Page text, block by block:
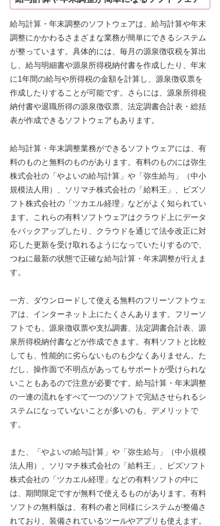
給与計算・年末調整のソフトウェアは、給与計算や年末
調整にかかわるさまざまな業務が簡単にできるシステム
が整っています。具体的には、毎月の源泉徴収税を算出
し、給与明細書や源泉所得税納付書を作成したり、年末
に1年間の給与や所得税の金額を計算し、源泉徴収票を
作成したりすることが可能です。さらには、源泉所得税
納付書や退職所得の源泉徴収票、法定調書合計表・総括
表が作成できるソフトウェアもあります。
給与計算・年末調整業務ができるソフトウェアには、有
料のものと無料のものがあります。有料のものには弥生
株式会社の「やよいの給与計算」や「弥生給与」（中小
規模法人用）、ソリマチ株式会社の「給料王」、ビズソ
フト株式会社の「ツカエル経理」などがよく知られてい
ます。これらの有料ソフトウェアはクラウド上にデータ
をバックアップしたり、クラウドを通じて法令改正に対
応した更新を受け取れるようになっていたりするので、
つねに最新の状態で正確な給与計算・年末調整が行えま
す。
一方、ダウンロードして使える無料のフリーソフトウェ
アは、インターネット上にたくさんあります。フリーソ
フトでも、源泉徴収票や支払調書、法定調書合計表、源
泉所得税納付書などが作成できます。有料ソフトと比較
しても、性能的に劣らないものも少なくありません。た
だし、操作面で不明点があってもサポートが受けられな
いこともあるので注意が必要です。給与計算・年末調整
の一連の流れをすべて一つのソフトで完結させられるシ
ステムになっていないことが多いのも、デメリットで
す。
また、「やよいの給与計算」や「弥生給与」（中小規模
法人用）、ソリマチ株式会社の「給料王」、ビズソフト
株式会社の「ツカエル経理」などの有料ソフトの中に
は、期間限定ですが無料で使えるものがあります。有料
ソフトの無料版は、有料の者と同様にシステムが整備さ
れており、装備されているツールやアプリも使えます。